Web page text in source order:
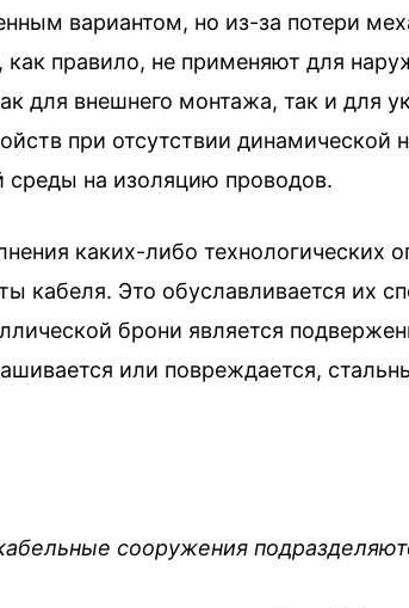
вариантом, но из-за потери
правило, не применяют для
для внешнего монтажа, так и для
при отсутствии
среды на изоляцию проводов.
каких-либо технологических
кабеля. Это обуславливается их
брони является
или повреждается,
сооружения